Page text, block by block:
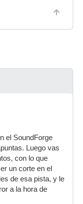
el SoundForge
Luego vas
con lo que
un corte en el
de esa pista, y le
a la hora de